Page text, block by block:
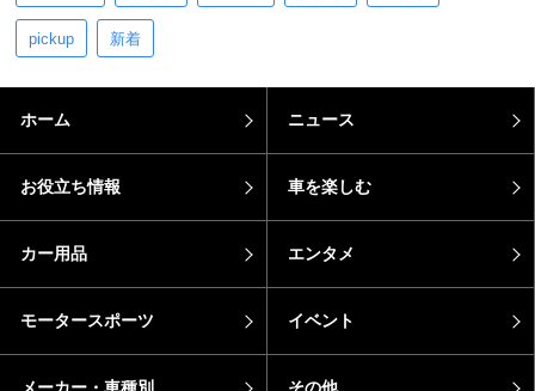
pickup 新着
ホーム ニュース
お役立ち情報 車を楽しむ
カー用品 エンタメ
モータースポーツ イベント